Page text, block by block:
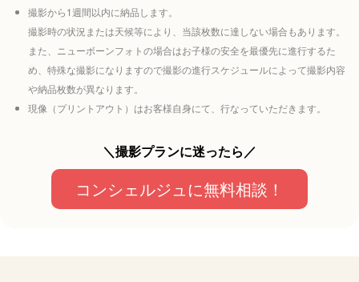
撮影から1週間以内に納品します。
撮影時の状況または天候等により、当該枚数に達しない場合もあります。
また、ニューボーンフォトの場合はお子様の安全を最優先に進行するた
め、特殊な撮影になりますので撮影の進行スケジュールによって撮影内容
や納品枚数が異なります。
現像（プリントアウト）はお客様自身にて、行なっていただきます。
＼撮影プランに迷ったら／
コンシェルジュに無料相談！